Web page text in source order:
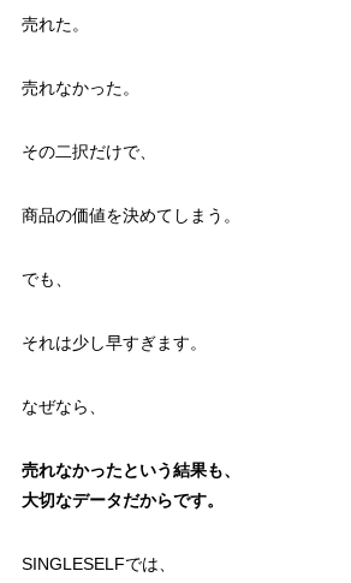
売れた。
売れなかった。
その二択だけで、
商品の価値を決めてしまう。
でも、
それは少し早すぎます。
なぜなら、
売れなかったという結果も、
大切なデータだからです。
SINGLESELFでは、